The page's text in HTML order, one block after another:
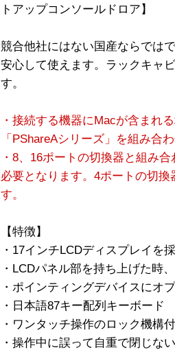
トアップコンソールドロア】
競合他社にはない国産ならでは
安心して使えます。ラックキャ
す。
・接続する機器にMacが含まれ
「PShareAシリーズ」を組み合
・8、16ポートの切換器と組み
必要となります。4ポートの切
す。
【特徴】
・17インチLCDディスプレイを
・LCDパネル部を持ち上げた時
・ポインティングデバイスにオ
・日本語87キー配列キーボード
・ワンタッチ操作のロック機構
・操作中に誤って自重で閉じな